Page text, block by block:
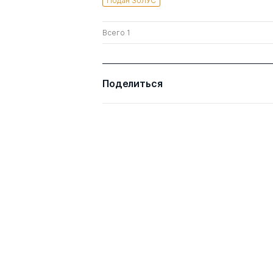
Всего 1
Поделиться